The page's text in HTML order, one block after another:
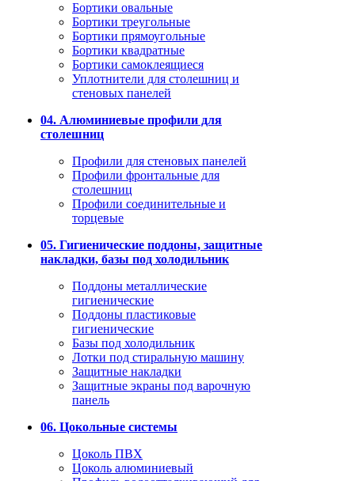
Бортики овальные
Бортики треугольные
Бортики прямоугольные
Бортики квадратные
Бортики самоклеящиеся
Уплотнители для столешниц и
стеновых панелей
04. Алюминиевые профили для
столешниц
Профили для стеновых панелей
Профили фронтальные для
столешниц
Профили соединительные и
торцевые
05. Гигиенические поддоны, защитные
накладки, базы под холодильник
Поддоны металлические
гигиенические
Поддоны пластиковые
гигиенические
Базы под холодильник
Лотки под стиральную машину
Защитные накладки
Защитные экраны под варочную
панель
06. Цокольные системы
Цоколь ПВХ
Цоколь алюминиевый